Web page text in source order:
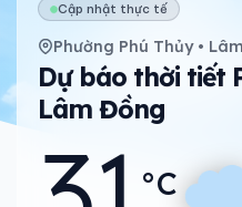
Cập nhật thực tế
Phường Phú Thủy •
Dự báo thời tiết
Lâm Đồng
°C